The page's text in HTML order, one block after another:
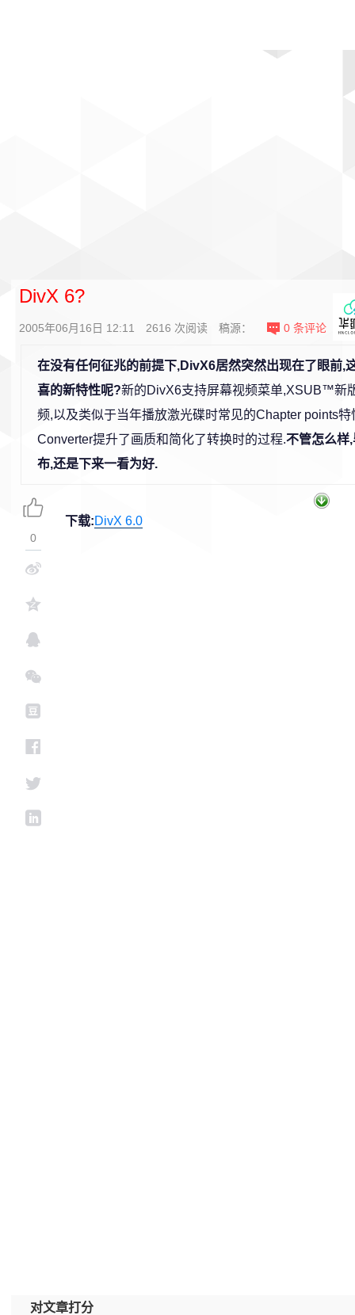
DivX 6?
2005年06月16日 12:11 2616 次阅读 稿源： 0 条评论
在没有任何征兆的前提下,DivX6居然突然出现在了眼前,
喜的新特性呢?新的DivX6支持屏幕视频菜单,XSUB™新
频,以及类似于当年播放激光碟时常见的Chapter points
Converter提升了画质和简化了转换时的过程.不管怎么样
布,还是下来一看为好.
下载:DivX 6.0
0
对文章打分